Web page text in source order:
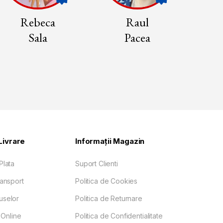
Rebeca
Sala
Raul
Pacea
Informații Magazin
Suport Clienti
Politica de Cookies
Politica de Returnare
Politica de Confidentialitate